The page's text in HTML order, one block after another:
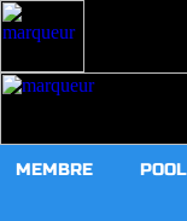
MEMBRE POOL